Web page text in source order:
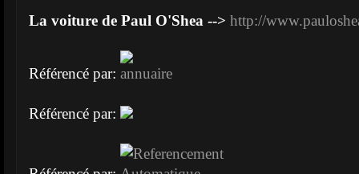
La voiture de Paul O'Shea --> http://
Référencé par:
Référencé par: